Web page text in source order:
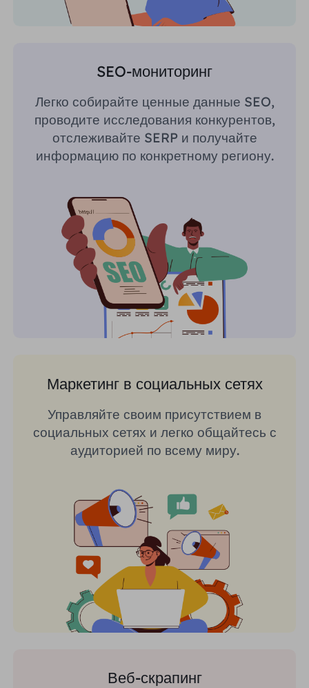
SEO-мониторинг
Легко собирайте ценные данные SEO,
проводите исследования конкурентов,
отслеживайте SERP и получайте
информацию по конкретному региону.
Маркетинг в социальных сетях
Управляйте своим присутствием в
социальных сетях и легко общайтесь с
аудиторией по всему миру.
Веб-скрапинг